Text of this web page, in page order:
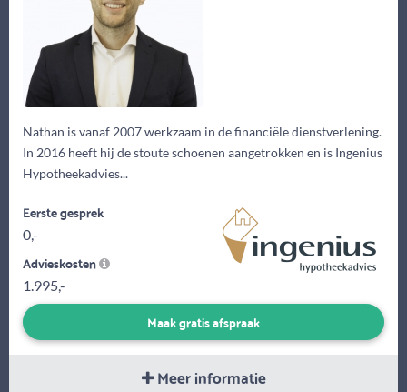
Nathan is vanaf 2007 werkzaam in de financiële dienstverlening.
In 2016 heeft hij de stoute schoenen aangetrokken en is Ingenius
Hypotheekadvies...
Eerste gesprek
0,-
Advieskosten
1.995,-
Maak gratis afspraak
Meer informatie